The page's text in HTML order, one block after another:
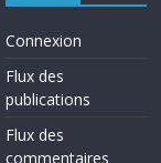
Connexion
Flux des
publications
Flux des
commentaires